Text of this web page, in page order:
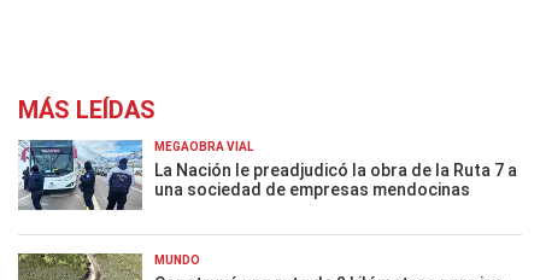
MÁS LEÍDAS
MEGAOBRA VIAL
La Nación le preadjudicó la obra de la Ruta 7 a
una sociedad de empresas mendocinas
MUNDO